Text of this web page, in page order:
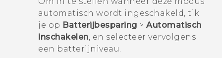
automatisch wordt ingeschakeld, tik
je op Batterijbesparing > Automatisch
inschakelen, en selecteer vervolgens
een batterijniveau.